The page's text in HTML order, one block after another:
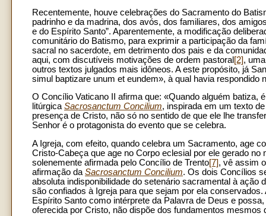
Recentemente, houve celebrações do Sacramento do
padrinho e da madrina, dos avós, dos familiares, dos
e do Espírito Santo”. Aparentemente, a modificação
comunitário do Batismo, para exprimir a participação da
sacral no sacerdote, em detrimento dos pais e da
aqui, com discutíveis motivações de ordem pastoral [2],
outros textos julgados mais idôneos. A este propósito, já
simul baptizare unum et eundem», à qual havia
O Concílio Vaticano II afirma que: «Quando alguém batiza,
litúrgicaSacrosanctum Concilium, inspirada em um texto
presença de Cristo, não só no sentido de que ele lhe
Senhor é o protagonista do evento que se celebra.
A Igreja, com efeito, quando celebra um Sacramento, age
Cristo-Cabeça que age no Corpo eclesial por ele gerado no
solenemente afirmada pelo Concílio de Trento[7], vê assim
afirmação da Sacrosanctum Concilium. Os dois Concílios
absoluta indisponibilidade do setenário sacramental à
são confiados à Igreja para que sejam por ela
Espírito Santo como intérprete da Palavra de Deus e
oferecida por Cristo, não dispõe dos fundamentos